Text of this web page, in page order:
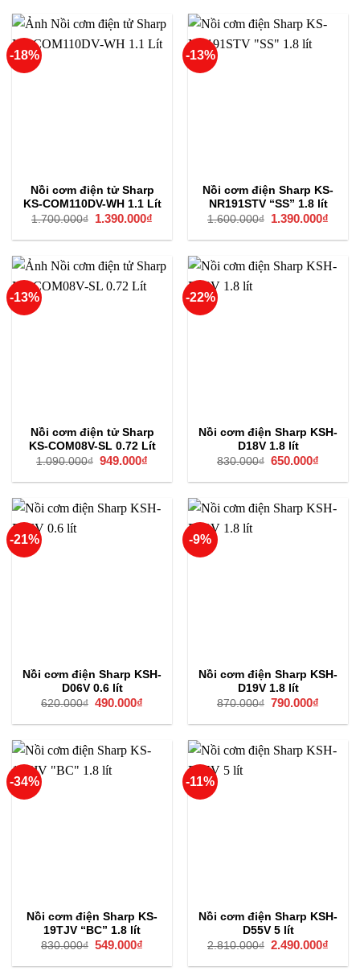
940.000₫.
-18%
Nồi cơm điện tử Sharp
KS-COM110DV-WH 1.1 Lít
1.700.000₫
Giá
là:
1.390.000₫
tại
1.390.000₫.
-13%
Nồi cơm điện Sharp KS-
NR191STV “SS” 1.8 lít
1.600.000₫
Giá
là:
1.390.000₫
tại
-13%
Nồi cơm điện tử Sharp
KS-COM08V-SL 0.72 Lít
1.090.000₫ Giá
là:
949.000₫
tại
949.000₫.
-22%
Nồi cơm điện Sharp KSH-
D18V 1.8 lít
830.000₫ Giá
là:
650.000₫
tại
-21%
Nồi cơm điện Sharp KSH-
D06V 0.6 lít
620.000₫ Giá
là:
490.000₫
tại
490.000₫.
-9%
Nồi cơm điện Sharp KSH-
D19V 1.8 lít
870.000₫ Giá
là:
790.000₫
tại
-34%
Nồi cơm điện Sharp KS-
19TJV “BC” 1.8 lít
830.000₫ Giá
là:
549.000₫
tại
-11%
Nồi cơm điện Sharp KSH-
D55V 5 lít
2.810.000₫ Giá
là:
2.490.000₫
tại